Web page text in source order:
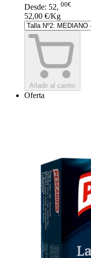
Desde: 52, 00€
52,00 €/Kg
Añadir al carrito
Oferta